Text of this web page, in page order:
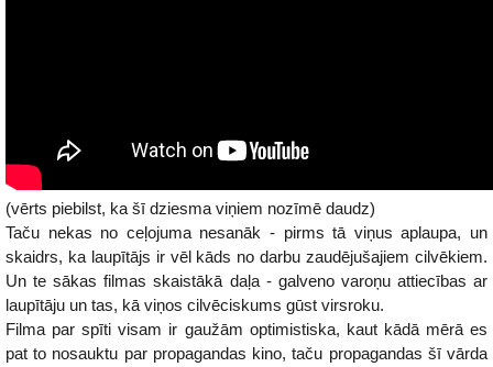
(vērts piebilst, ka šī dziesma viņiem nozīmē daudz)
Taču nekas no ceļojuma nesanāk - pirms tā viņus aplaupa, un
skaidrs, ka laupītājs ir vēl kāds no darbu zaudējušajiem cilvēkiem.
Un te sākas filmas skaistākā daļa - galveno varoņu attiecības ar
laupītāju un tas, kā viņos cilvēciskums gūst virsroku.
Filma par spīti visam ir gaužām optimistiska, kaut kādā mērā es
pat to nosauktu par propagandas kino, taču propagandas šī vārda